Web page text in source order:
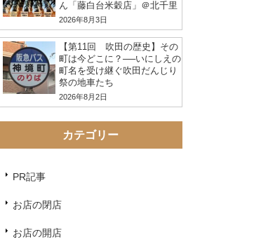
ん「藤白台米穀店」＠北千里
2026年8月3日
【第11回 吹田の歴史】その
町は今どこに？──いにしえの
町名を受け継ぐ吹田だんじり
祭の地車たち
2026年8月2日
カテゴリー
PR記事
お店の閉店
お店の開店